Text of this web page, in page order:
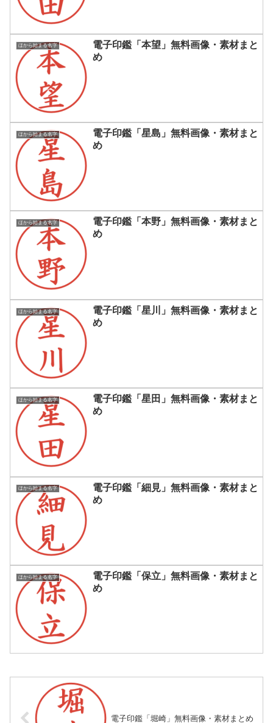
ほから始まる名字
電子印鑑「本望」無料画像・素材まと
め
ほから始まる名字
電子印鑑「星島」無料画像・素材まと
め
ほから始まる名字
電子印鑑「本野」無料画像・素材まと
め
ほから始まる名字
電子印鑑「星川」無料画像・素材まと
め
ほから始まる名字
電子印鑑「星田」無料画像・素材まと
め
ほから始まる名字
電子印鑑「細見」無料画像・素材まと
め
ほから始まる名字
電子印鑑「保立」無料画像・素材まと
め
電子印鑑「堀崎」無料画像・素材まとめ